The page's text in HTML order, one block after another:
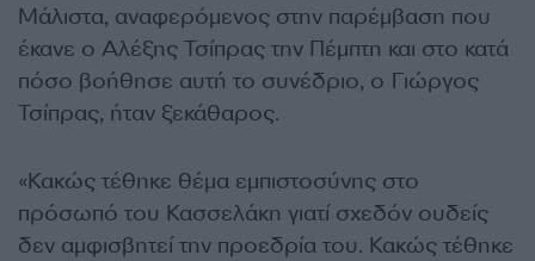
Μάλιστα, αναφερόμενος στην παρέμβαση που
έκανε ο Αλέξης Τσίπρας την Πέμπτη και στο κατά
πόσο βοήθησε αυτή το συνέδριο, ο Γιώργος
Τσίπρας, ήταν ξεκάθαρος.
«Κακώς τέθηκε θέμα εμπιστοσύνης στο
πρόσωπό του Κασσελάκη γιατί σχεδόν ουδείς
δεν αμφισβητεί την προεδρία του. Κακώς τέθηκε